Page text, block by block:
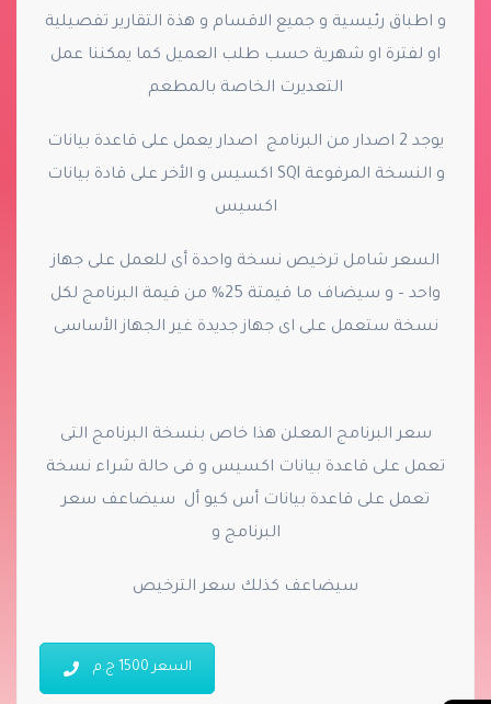
و اطباق رئيسية و جميع الاقسام و هذة التقارير تفصيلية
او لفترة او شهرية حسب طلب العميل كما يمكننا عمل
التعديرت الخاصة بالمطعم
يوجد 2 اصدار من البرنامج اصدار يعمل على قاعدة بيانات
اكسيس و الأخر على قادة بيانات SQl
اكسيس
السعر شامل ترخيص نسخة واحدة أى للعمل على جهاز
واحد – و سيضاف ما قيمتة 25% من قيمة البرنامج لكل
نسخة ستعمل على اى جهاز جديدة غير الجهاز الأساسى
سعر البرنامج المعلن هذا خاص بنسخة البرنامج التى
تعمل على قاعدة بيانات اكسيس و فى حالة شراء نسخة
تعمل على قاعدة بيانات أس كيو أل سيضاعف سعر
البرنامج و
سيضاعف كذلك سعر الترخيص
السعر 1500 ج.م